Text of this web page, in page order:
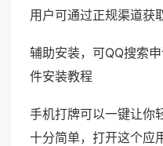
用户可通过正规渠道获
辅助安装，可QQ搜索
件安装教程
手机打牌可以一键让你
十分简单，打开这个应